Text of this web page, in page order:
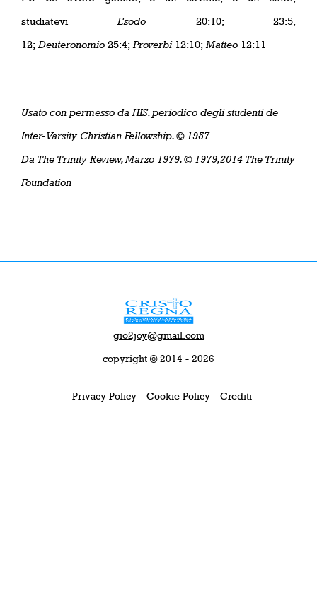
studiatevi Esodo 20:10; 23:5,
12; Deuteronomio 25:4; Proverbi12:10; Matteo 12:11
Usato con permesso da HIS, periodico degli studenti de
Inter-Varsity Christian Fellowship. © 1957
Da The Trinity Review, Marzo 1979. © 1979,2014 The Trinity
Foundation
gio2joy@gmail.com
copyright © 2014 - 2026
Privacy Policy Cookie Policy Crediti